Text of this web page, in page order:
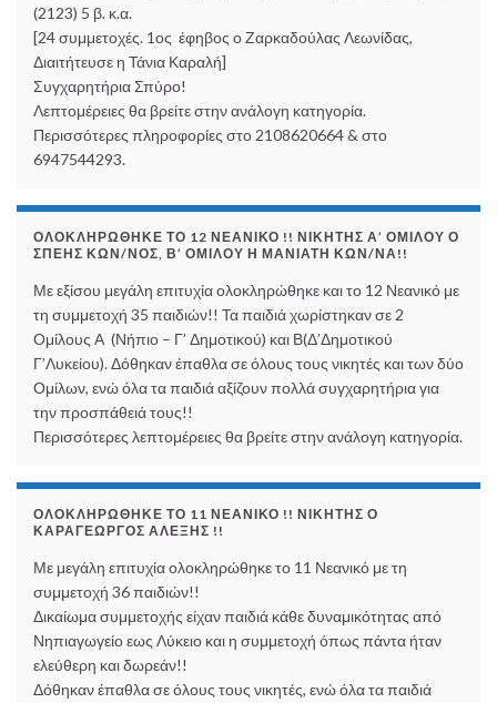
(2123) 5 β. κ.α.
[24 συμμετοχές. 1ος έφηβος ο Ζαρκαδούλας Λεωνίδας,
Διαιτήτευσε η Τάνια Καραλή]
Συγχαρητήρια Σπύρο!
Λεπτομέρειες θα βρείτε στην ανάλογη κατηγορία.
Περισσότερες πληροφορίες στο 2108620664 & στο
6947544293.
ΟΛΟΚΛΗΡΏΘΗΚΕ ΤΟ 12 ΝΕΑΝΙΚΌ !! ΝΙΚΗΤΉΣ Α’ ΟΜΊΛΟΥ Ο
ΣΠΈΗΣ ΚΩΝ/ΝΟΣ, Β’ ΟΜΊΛΟΥ Η ΜΑΝΙΆΤΗ ΚΩΝ/ΝΑ!!
Με εξίσου μεγάλη επιτυχία ολοκληρώθηκε και το 12 Νεανικό με
τη συμμετοχή 35 παιδιών!! Τα παιδιά χωρίστηκαν σε 2
Ομίλους Α (Νήπιο – Γ’ Δημοτικού) και Β(Δ’Δημοτικού
Γ’Λυκείου). Δόθηκαν έπαθλα σε όλους τους νικητές και των δύο
Ομίλων, ενώ όλα τα παιδιά αξίζουν πολλά συγχαρητήρια για
την προσπάθειά τους!!
Περισσότερες λεπτομέρειες θα βρείτε στην ανάλογη κατηγορία.
ΟΛΟΚΛΗΡΏΘΗΚΕ ΤΟ 11 ΝΕΑΝΙΚΌ !! ΝΙΚΗΤΉΣ Ο
ΚΑΡΑΓΕΏΡΓΟΣ ΑΛΈΞΗΣ !!
Με μεγάλη επιτυχία ολοκληρώθηκε το 11 Νεανικό με τη
συμμετοχή 36 παιδιών!!
Δικαίωμα συμμετοχής είχαν παιδιά κάθε δυναμικότητας από
Νηπιαγωγείο εως Λύκειο και η συμμετοχή όπως πάντα ήταν
ελεύθερη και δωρεάν!!
Δόθηκαν έπαθλα σε όλους τους νικητές, ενώ όλα τα παιδιά